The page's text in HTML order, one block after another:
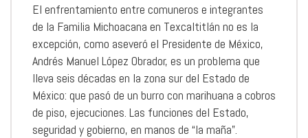
El enfrentamiento entre comuneros e integrantes
de la Familia Michoacana en Texcaltitlán no es la
excepción, como aseveró el Presidente de México,
Andrés Manuel López Obrador, es un problema que
lleva seis décadas en la zona sur del Estado de
México: que pasó de un burro con marihuana a cobros
de piso, ejecuciones. Las funciones del Estado,
seguridad y gobierno, en manos de “la maña”.